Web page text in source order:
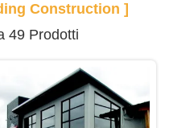
Construction ]
49 Prodotti